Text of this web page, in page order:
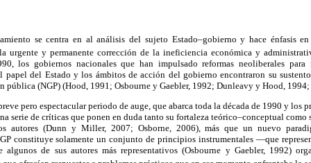
se centra en al análisis del sujeto Estado–gobierno y hace énfasis
urgente y permanente corrección de la ineficiencia económica y
los gobiernos nacionales que han impulsado reformas neoliberales
papel del Estado y los ámbitos de acción del gobierno encontraron su
pública (NGP) (Hood, 1991; Osbourne y Gaebler, 1992; Dunleavy y Hood,
pero espectacular periodo de auge, que abarca toda la década de 1990 y los
serie de críticas que ponen en duda tanto su fortaleza teórico–conceptual como
autores (Dunn y Miller, 2007; Osborne, 2006), más que un nuevo
constituye solamente un conjunto de principios instrumentales —que
de sus autores más representativos (Osbourne y Gaebler, 1992)